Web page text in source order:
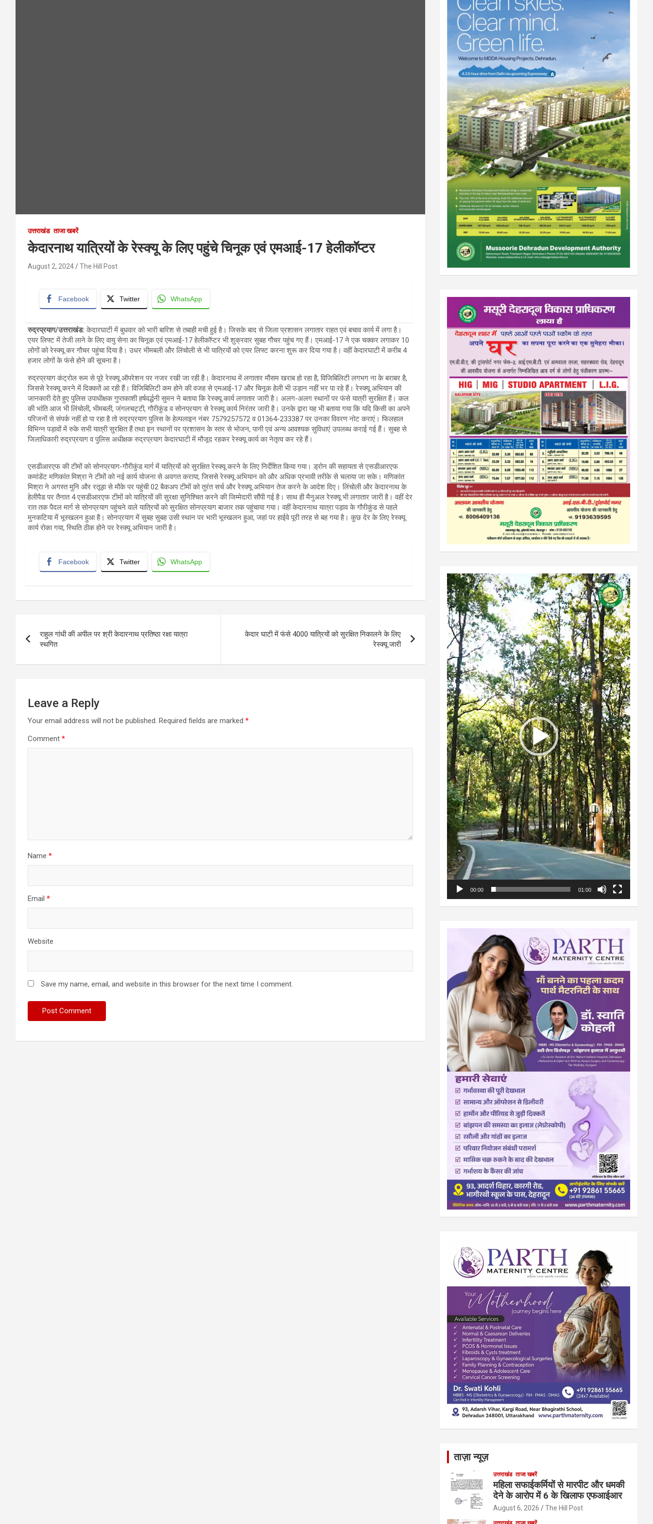
उत्तराखंड ताजा खबरें
केदारनाथ यात्रियों के रेस्क्यू के लिए पहुंचे चिनूक एवं एमआई-17 हेलीकॉप्टर
August 2, 2024 The Hill Post
Facebook Twitter WhatsApp
रुद्रप्रयाग/उत्तराखंड: केदारघाटी में बुधवार को भारी बारिश से तबाही मची हुई है। जिसके बाद से जिला प्रशासन लगातार राहत एवं बचाव कार्य में लगा है।
एयर लिफ्ट में तेजी लाने के लिए वायु सेना का चिनूक एवं एमआई-17 हेलीकॉप्टर भी शुक्रवार सुबह गौचर पहुंच गए हैं। एमआई-17 ने एक चक्कर लगाकर 10
लोगों को रेस्क्यू कर गौचर पहुंचा दिया है। उधर भीमबली और लिंचोली से भी यात्रियों को एयर लिफ्ट करना शुरू कर दिया गया है। वहीं केदारघाटी में करीब 4
हजार लोगों के फंसे होने की सूचना है।
रुद्रप्रयाग कंट्रोल रूम से पूरे रेस्क्यू ऑपरेशन पर नजर रखी जा रही है। केदारनाथ में लगातार मौसम खराब हो रहा है, विजिबिलिटी लगभग ना के बराबर है,
जिससे रेस्क्यू करने में दिक्कतें आ रही हैं। विजिबिलिटी कम होने की वजह से एमआई-17 और चिनूक हेली भी उड़ान नहीं भर पा रहे हैं। रेस्क्यू अभियान की
जानकारी देते हुए पुलिस उपाधीक्षक गुप्तकाशी हर्षवर्द्धनी सुमन ने बताया कि रेस्क्यू कार्य लगातार जारी है। अलग-अलग स्थानों पर फंसे यात्री सुरक्षित हैं। कल
की भांति आज भी लिंचोली, भीमबली, जंगलचट्टी, गौरीकुंड व सोनप्रयाग से रेस्क्यू कार्य निरंतर जारी है। उनके द्वारा यह भी बताया गया कि यदि किसी का अपने
परिजनों से संपर्क नहीं हो पा रहा है तो रुद्रप्रयाग पुलिस के हेल्पलाइन नंबर 7579257572 व 01364-233387 पर उनका विवरण नोट कराएं। फिलहाल
विभिन्न पड़ावों में रुके सभी यात्री सुरक्षित हैं तथा इन स्थानों पर प्रशासन के स्तर से भोजन, पानी एवं अन्य आवश्यक सुविधाएं उपलब्ध कराई गई हैं। सुबह से
जिलाधिकारी रुद्रप्रयाग व पुलिस अधीक्षक रुद्रप्रयाग केदारघाटी में मौजूद रहकर रेस्क्यू कार्य का नेतृत्व कर रहे हैं।
एसडीआरएफ की टीमों को सोनप्रयाग-गौरीकुंड मार्ग में यात्रियों को सुरक्षित रेस्क्यू करने के लिए निर्देशित किया गया। ड्रोन की सहायता से एसडीआरएफ
कमांडेंट मणिकांत मिश्रा ने टीमों को नई कार्य योजना से अवगत कराया, जिससे रेस्क्यू अभियान को और अधिक प्रभावी तरीके से चलाया जा सके। मणिकांत
मिश्रा ने अगस्त मुनि और रतूड़ा से मौके पर पहुंची 02 बैकअप टीमों को तुरंत सर्च और रेस्क्यू अभियान तेज करने के आदेश दिए। लिंचोली और केदारनाथ के
हेलीपैड पर तैनात 4 एसडीआरएफ टीमों को यात्रियों की सुरक्षा सुनिश्चित करने की जिम्मेदारी सौंपी गई है। साथ ही मैनुअल रेस्क्यू भी लगातार जारी है। वहीं देर
रात तक पैदल मार्ग से सोनप्रयाग पहुंचने वाले यात्रियों को सुरक्षित सोनप्रयाग बाजार तक पहुंचाया गया। वहीं केदारनाथ यात्रा पड़ाव के गौरीकुंड से पहले
मुनकटिया में भूस्खलन हुआ है। सोनप्रयाग में सुबह सुबह उसी स्थान पर भारी भूस्खलन हुआ, जहां पर हाईवे पूरी तरह से बह गया है। कुछ देर के लिए रेस्क्यू
कार्य रोका गया, स्थिति ठीक होने पर रेस्क्यू अभियान जारी है।
Facebook Twitter WhatsApp
navigation
राहुल गांधी की अपील पर श्री केदारनाथ प्रतिष्ठा रक्षा यात्रा
स्थगित
केदार घाटी में फंसे 4000 यात्रियों को सुरक्षित निकालने के लिए
रेस्क्यू जारी
Leave a Reply
Your email address will not be published. Required fields are marked *
Comment *
Name *
Email *
Website
Save my name, email, and website in this browser for the next time I comment.
Video
Player
00:00 01:00
ताज़ा न्यूज़
उत्तराखंड ताजा खबरें
महिला सफाईकर्मियों से मारपीट और धमकी
देने के आरोप में 6 के खिलाफ एफआईआर
August 6, 2026 The Hill Post